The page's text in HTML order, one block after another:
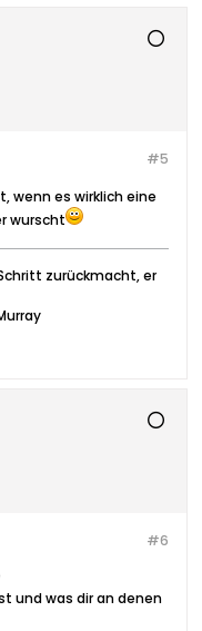
#5
wenn es wirklich eine
wurscht
zurückmacht, er
#6
und was dir an denen